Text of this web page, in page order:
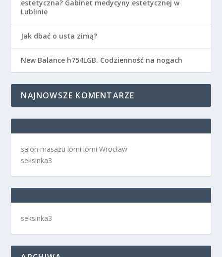
estetyczna? Gabinet medycyny estetycznej w
Lublinie
Jak dbać o usta zimą?
New Balance h754LGB. Codzienność na nogach
NAJNOWSZE KOMENTARZE
salon masażu lomi lomi Wrocław
seksinka3
seksinka3